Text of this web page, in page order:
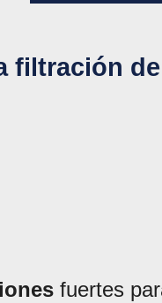
filtración de
fuertes